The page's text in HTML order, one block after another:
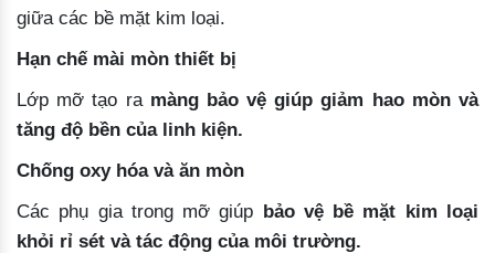
giữa các bề mặt kim loại.
Hạn chế mài mòn thiết bị
Lớp mỡ tạo ra màng bảo vệ giúp giảm hao mòn và
tăng độ bền của linh kiện.
Chống oxy hóa và ăn mòn
Các phụ gia trong mỡ giúp bảo vệ bề mặt kim loại
khỏi rỉ sét và tác động của môi trường.